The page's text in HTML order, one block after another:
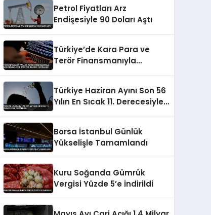
Petrol Fiyatları Arz
Endişesiyle 90 Doları Aştı
Türkiye’de Kara Para ve
Terör Finansmanıyla
Türkiye Haziran Ayını Son 56
Yılın En Sıcak 11. Derecesiyle
Borsa İstanbul Günlük
Yükselişle Tamamlandı
Kuru Soğanda Gümrük
Vergisi Yüzde 5’e İndirildi